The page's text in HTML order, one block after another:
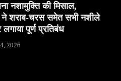
नशामुक्ति की मिसाल,
ने शराब-चरस समेत सभी नशीले
लगाया पूर्ण प्रतिबंध
2026